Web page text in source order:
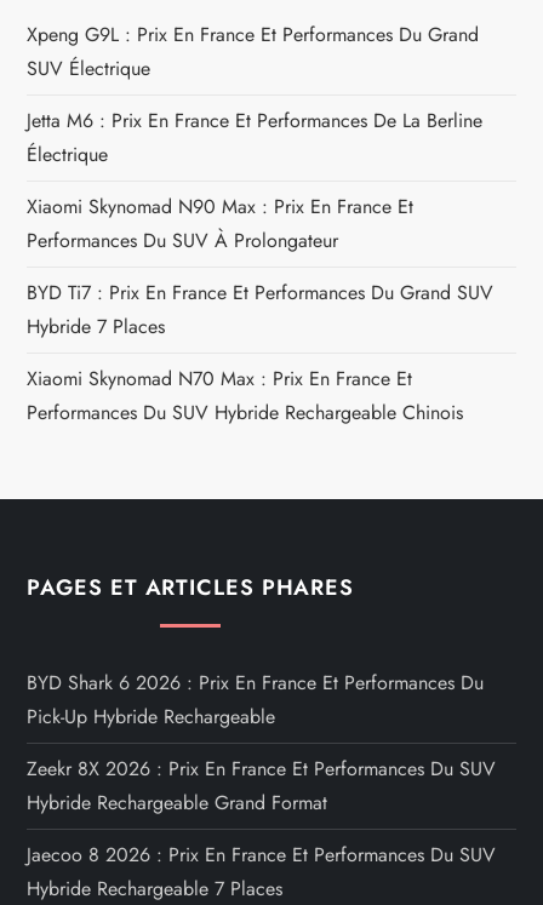
c
l
Xpeng G9L : Prix En France Et Performances Du Grand
SUV Électrique
Jetta M6 : Prix En France Et Performances De La Berline
Électrique
Xiaomi Skynomad N90 Max : Prix En France Et
Performances Du SUV À Prolongateur
BYD Ti7 : Prix En France Et Performances Du Grand SUV
Hybride 7 Places
Xiaomi Skynomad N70 Max : Prix En France Et
Performances Du SUV Hybride Rechargeable Chinois
PAGES ET ARTICLES PHARES
BYD Shark 6 2026 : Prix En France Et Performances Du
Pick-Up Hybride Rechargeable
Zeekr 8X 2026 : Prix En France Et Performances Du SUV
Hybride Rechargeable Grand Format
Jaecoo 8 2026 : Prix En France Et Performances Du SUV
Hybride Rechargeable 7 Places